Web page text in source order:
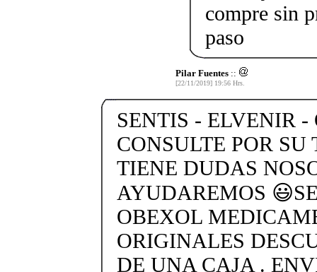
compre sin
paso
Pilar Fuentes::
[22/11/2019] 19:56 Hrs.
SENTIS - ELVENIR
CONSULTE POR
TIENE DUDAS
AYUDAREMOS
OBEXOL
ORIGINALES
DE UNA CAJA .